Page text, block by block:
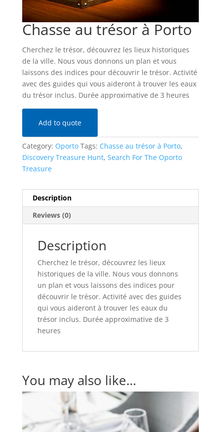
Chasse au trésor à Porto
Cherchez le trésor, découvrez les lieux historiques
de la ville. Nous vous donnons un plan et vous
laissons des indices pour découvrir le trésor. Activité
avec des guides qui vous aideront à trouver les eaux
du trésor inclus. Durée approximative de 3 heures
Add to quote
Category: Oporto Tags: Chasse au trésor à Porto,
Discovery Treasure Hunt, Search For The Oporto
Treasure
Description
Reviews (0)
Description
Cherchez le trésor, découvrez les lieux
historiques de la ville. Nous vous donnons
un plan et vous laissons des indices pour
découvrir le trésor. Activité avec des guides
qui vous aideront à trouver les eaux du
trésor inclus. Durée approximative de 3
heures
You may also like…